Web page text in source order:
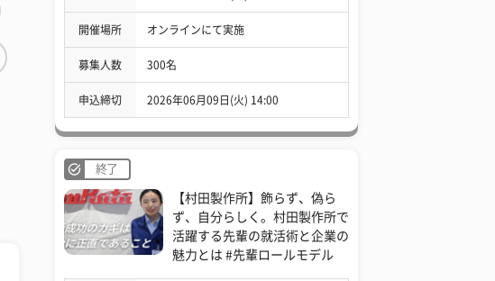
開催場所 オンラインにて実施
募集人数 300名
申込締切 2026年06月09日(火) 14:00
終了
【村田製作所】飾らず、偽ら
ず、自分らしく。村田製作所で
活躍する先輩の就活術と企業の
魅力とは #先輩ロールモデル